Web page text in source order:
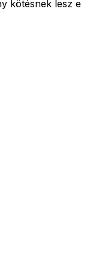
kötésnek lesz e